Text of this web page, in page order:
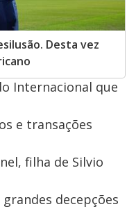
Desta vez
Internacional que
e transações
filha de Silvio
decepções